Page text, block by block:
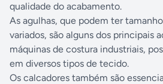
qualidade do acabamento.
As agulhas, que podem ter
variados, são alguns dos principais
máquinas de costura industriais,
em diversos tipos de tecido.
Os calcadores também são